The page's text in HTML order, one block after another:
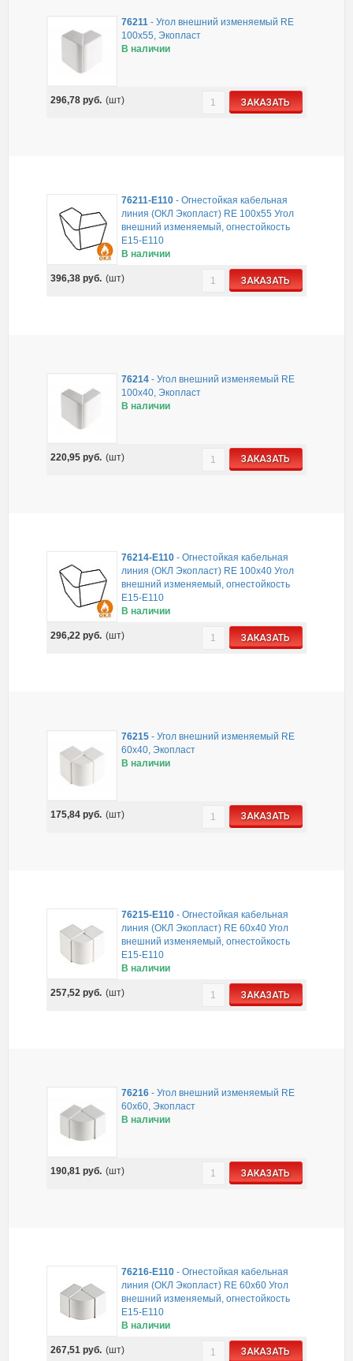
76211 -Угол внешний изменяемый RE
100x55, Экопласт
В наличии
296,78руб. (шт) ЗАКАЗАТЬ
76211-E110 -Огнестойкая кабельная
линия (ОКЛ Экопласт) RE 100х55 Угол
внешний изменяемый, огнестойкость
E15-E110
В наличии
396,38руб. (шт) ЗАКАЗАТЬ
76214 -Угол внешний изменяемый RE
100x40, Экопласт
В наличии
220,95руб. (шт) ЗАКАЗАТЬ
76214-E110 -Огнестойкая кабельная
линия (ОКЛ Экопласт) RE 100х40 Угол
внешний изменяемый, огнестойкость
E15-E110
В наличии
296,22руб. (шт) ЗАКАЗАТЬ
76215 -Угол внешний изменяемый RE
60x40, Экопласт
В наличии
175,84руб. (шт) ЗАКАЗАТЬ
76215-E110 -Огнестойкая кабельная
линия (ОКЛ Экопласт) RE 60х40 Угол
внешний изменяемый, огнестойкость
E15-E110
В наличии
257,52руб. (шт) ЗАКАЗАТЬ
76216 -Угол внешний изменяемый RE
60x60, Экопласт
В наличии
190,81руб. (шт) ЗАКАЗАТЬ
76216-E110 -Огнестойкая кабельная
линия (ОКЛ Экопласт) RE 60х60 Угол
внешний изменяемый, огнестойкость
E15-E110
В наличии
267,51руб. (шт) ЗАКАЗАТЬ